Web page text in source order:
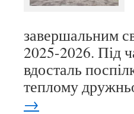
завершальним
2025-2026. Під
вдосталь
теплому
→